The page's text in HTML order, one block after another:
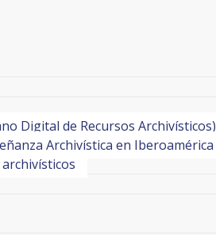
Digital de Recursos Archivísticos)
Archivística en Iberoamérica